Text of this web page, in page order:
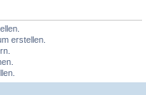
erstellen.